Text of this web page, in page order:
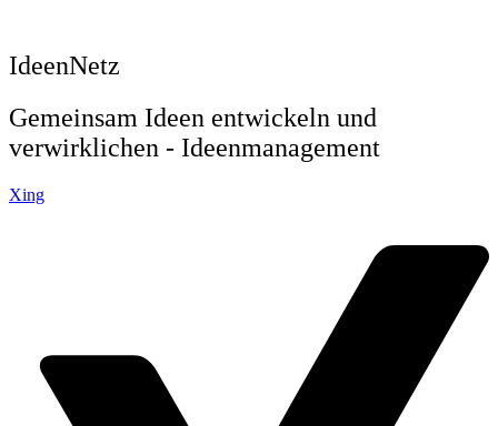
IdeenNetz
Gemeinsam Ideen entwickeln und
verwirklichen - Ideenmanagement
Xing